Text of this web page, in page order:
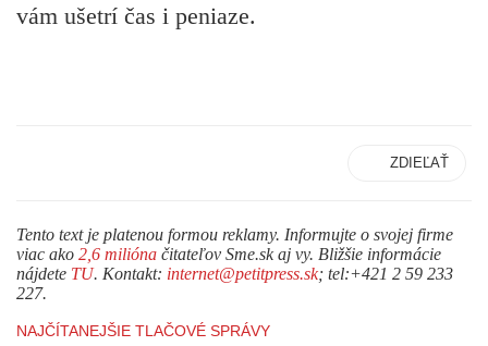
vám ušetrí čas i peniaze.
ZDIEĽAŤ
Tento text je platenou formou reklamy. Informujte o svojej firme
viac ako 2,6 milióna čitateľov Sme.sk aj vy. Bližšie informácie
nájdete TU. Kontakt: internet@petitpress.sk; tel:+421 2 59 233
227.
NAJČÍTANEJŠIE TLAČOVÉ SPRÁVY